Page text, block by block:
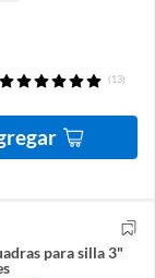
(13)
para silla 3"